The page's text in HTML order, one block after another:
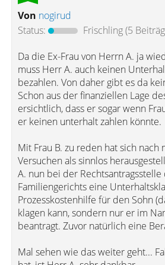
Von nogirud
Status:
Frischling(5
Da die Ex-Frau von Herrn A. ja
muss Herr A. auch keinen
bezahlen. Von daher gibt es da
Schon aus der finanziellen Lage
ersichtlich, dass er sogar wenn
er keinen unterhalt zahlen könnte.
Mit Frau B. zu reden hat sich nach
Versuchen als sinnlos
A. nun bei der Rechtsantragsstelle
Familiengerichts eine
Prozesskostenhilfe für den Sohn
klagen kann, sondern nur er im
beantragt. Zuvor natürlich eine
Mal sehen wie das weiter geht...